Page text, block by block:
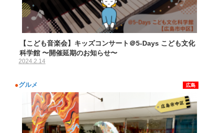
【こども音楽会】キッズコンサート＠5-Days こども文化
科学館 〜開催延期のお知らせ〜
2024.2.14
●グルメ 広島